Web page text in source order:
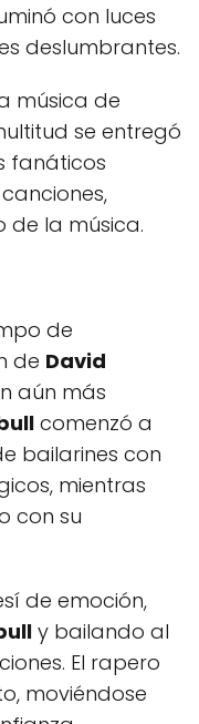
con luces
deslumbrantes.
música de
se entregó
fanáticos
la música.
de
de David
aún más
comenzó a
bailarines con
mientras
con su
de emoción,
y bailando al
El rapero
moviéndose